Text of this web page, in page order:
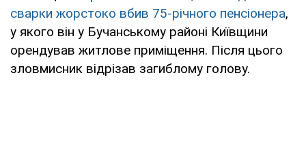
сварки жорстоко вбив 75-річного пенсіонера,
у якого він у Бучанському районі Київщини
орендував житлове приміщення. Після цього
зловмисник відрізав загиблому голову.